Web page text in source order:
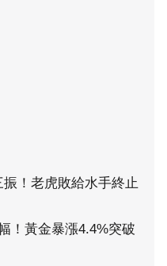
！老虎敗給水手終止
！黃金暴漲4.4%突破